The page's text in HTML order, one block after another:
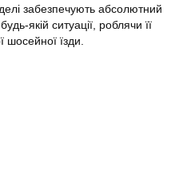
забезпечують абсолютний
якій ситуації, роблячи її
їзди.